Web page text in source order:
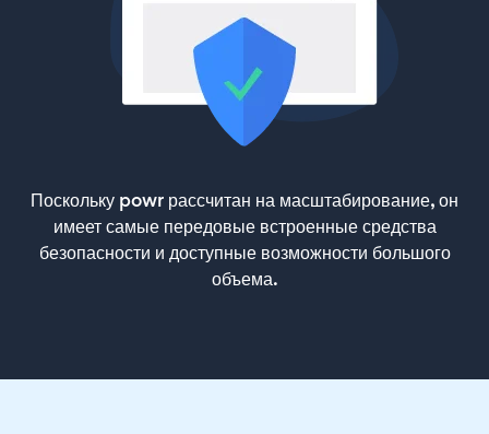
Поскольку powr рассчитан на масштабирование, он
имеет самые передовые встроенные средства
безопасности и доступные возможности большого
объема.